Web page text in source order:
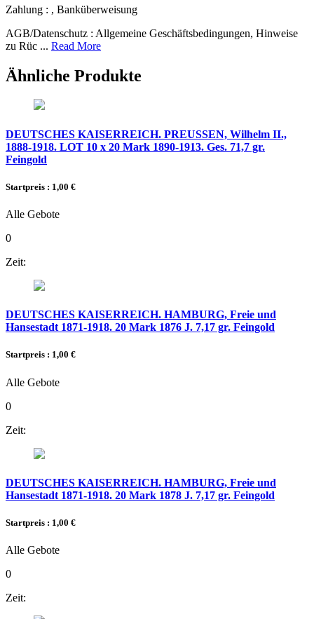
Zahlung : , Banküberweisung
AGB/Datenschutz : Allgemeine Geschäftsbedingungen, Hinweise
zu Rüc ... Read More
Ähnliche Produkte
DEUTSCHES KAISERREICH. PREUSSEN, Wilhelm II.,
1888-1918. LOT 10 x 20 Mark 1890-1913. Ges. 71,7 gr.
Feingold
Startpreis : 1,00 €
Alle Gebote
0
Zeit:
DEUTSCHES KAISERREICH. HAMBURG, Freie und
Hansestadt 1871-1918. 20 Mark 1876 J. 7,17 gr. Feingold
Startpreis : 1,00 €
Alle Gebote
0
Zeit:
DEUTSCHES KAISERREICH. HAMBURG, Freie und
Hansestadt 1871-1918. 20 Mark 1878 J. 7,17 gr. Feingold
Startpreis : 1,00 €
Alle Gebote
0
Zeit: